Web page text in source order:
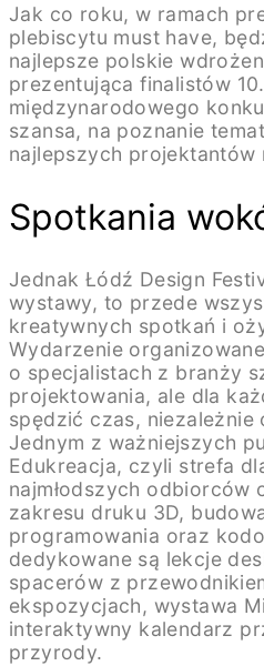
Jak co roku, w ramach
plebiscytu must have,
najlepsze polskie
prezentująca finalistów
międzynarodowego
szansa, na poznanie
najlepszych projektantów
Spotkania
Jednak Łódź Design
wystawy, to przede
kreatywnych spotkań i
Wydarzenie
o specjalistach z branży
projektowania, ale dla
spędzić czas,
Jednym z ważniejszych
Edukreacja, czyli strefa
najmłodszych odbiorców
zakresu druku 3D,
programowania oraz
dedykowane są lekcje
spacerów z
ekspozycjach, wystawa
interaktywny kalendarz
przyrody.